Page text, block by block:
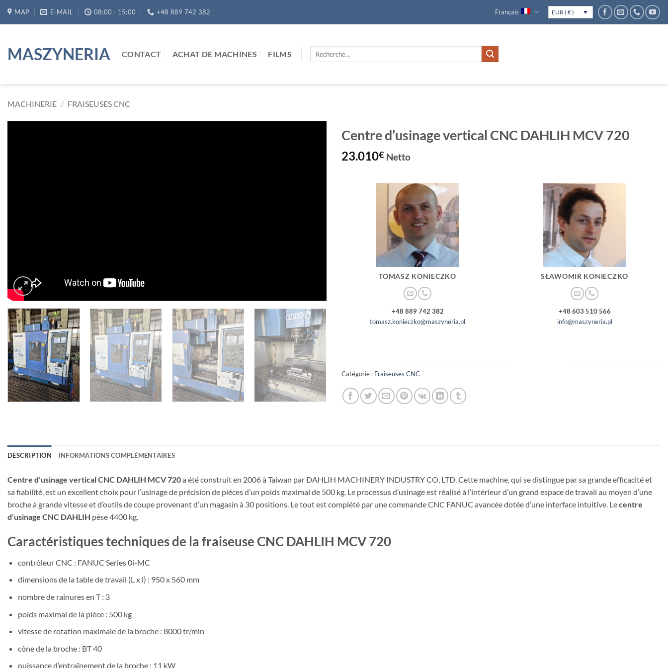
MAP E-MAIL 08:00 - 15:00 +48 889 742 382 Français EUR ( € )
MASZYNERIA CONTACT ACHAT DE MACHINES FILMS
Recherche
MACHINERIE / FRAISEUSES CNC
Centre d’usinage vertical CNC DAHLIH MCV 720
23.010€ Netto
TOMASZ KONIECZKO
+48 889 742 382
tomasz.konieczko@maszyneria.pl
SŁAWOMIR KONIECZKO
+48 603 510 566
info@maszyneria.pl
Catégorie : Fraiseuses CNC
DESCRIPTION INFORMATIONS COMPLÉMENTAIRES
Centre d’usinage vertical CNC DAHLIH MCV 720a été construit en 2006 à Taiwan par DAHLIH MACHINERY INDUSTRY CO, LTD. Cette machine, qui se distingue par sa grande efficacité et
sa fiabilité, est un excellent choix pour l’usinage de précision de pièces d’un poids maximal de 500 kg. Le processus d’usinage est réalisé à l’intérieur d’un grand espace de travail au moyen d’une
broche à grande vitesse et d’outils de coupe provenant d’un magasin à 30 positions. Le tout est complété par une commande CNC FANUC avancée dotée d’une interface intuitive. Lecentre
d’usinage CNC DAHLIH pèse 4400 kg.
Caractéristiques techniques de la fraiseuse CNC DAHLIH MCV 720
contrôleur CNC : FANUC Series 0i-MC
dimensions de la table de travail (L x l) : 950 x 560 mm
nombre de rainures en T : 3
poids maximal de la pièce : 500 kg
vitesse de rotation maximale de la broche : 8000 tr/min
cône de la broche : BT 40
puissance d’entraînement de la broche : 11 kW